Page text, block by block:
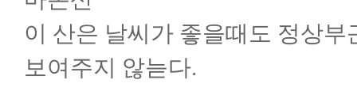
이 산은 날씨가 좋을때도 정상
보여주지 않늗다.